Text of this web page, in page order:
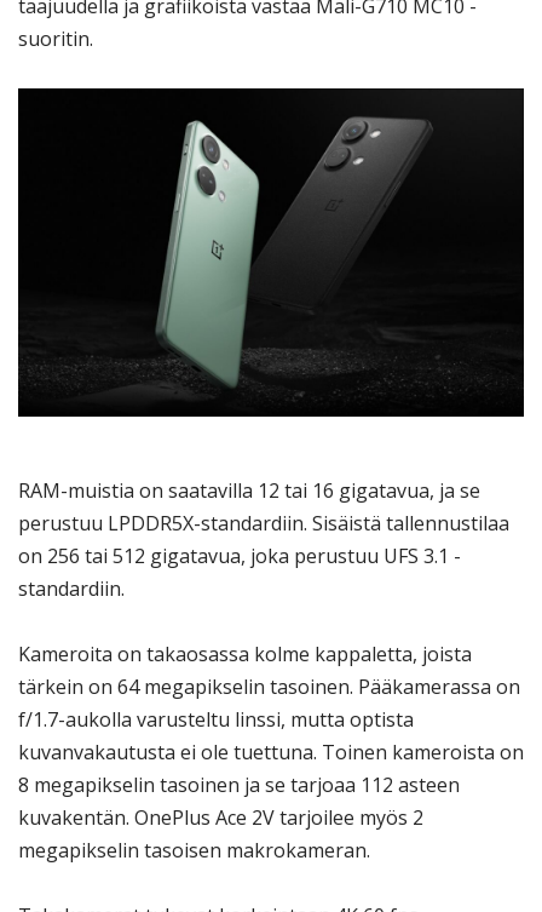
taajuudella ja grafiikoista vastaa Mali-G710 MC10 -
suoritin.
RAM-muistia on saatavilla 12 tai 16 gigatavua, ja se
perustuu LPDDR5X-standardiin. Sisäistä tallennustilaa
on 256 tai 512 gigatavua, joka perustuu UFS 3.1 -
standardiin.
Kameroita on takaosassa kolme kappaletta, joista
tärkein on 64 megapikselin tasoinen. Pääkamerassa on
f/1.7-aukolla varusteltu linssi, mutta optista
kuvanvakautusta ei ole tuettuna. Toinen kameroista on
8 megapikselin tasoinen ja se tarjoaa 112 asteen
kuvakentän. OnePlus Ace 2V tarjoilee myös 2
megapikselin tasoisen makrokameran.